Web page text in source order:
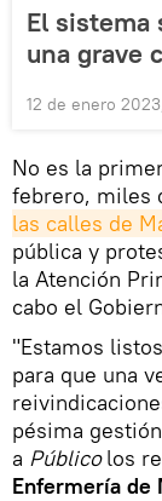
El sistema
una grave
12 de enero
No es la
febrero, miles
las calles de
pública y
la Atención
cabo el
"Estamos
para que una
pésima
a Públicolos
Enfermería de